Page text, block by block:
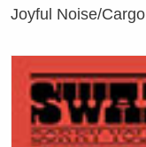
Joyful Noise/Cargo